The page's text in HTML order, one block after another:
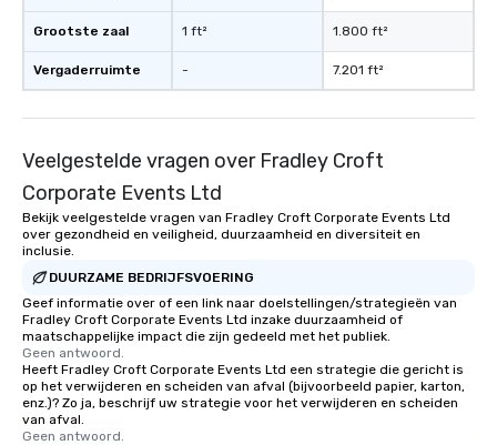
Grootste zaal
Vergaderruimte
1 ft²
-
1.800 ft²
7.201 ft²
Veelgestelde vragen over Fradley Croft
Corporate Events Ltd
Bekijk veelgestelde vragen van Fradley Croft Corporate Events Ltd
over gezondheid en veiligheid, duurzaamheid en diversiteit en
inclusie.
DUURZAME BEDRIJFSVOERING
Geef informatie over of een link naar doelstellingen/strategieën van
Fradley Croft Corporate Events Ltd inzake duurzaamheid of
maatschappelijke impact die zijn gedeeld met het publiek.
Geen antwoord.
Heeft Fradley Croft Corporate Events Ltd een strategie die gericht is
op het verwijderen en scheiden van afval (bijvoorbeeld papier, karton,
enz.)? Zo ja, beschrijf uw strategie voor het verwijderen en scheiden
van afval.
Geen antwoord.